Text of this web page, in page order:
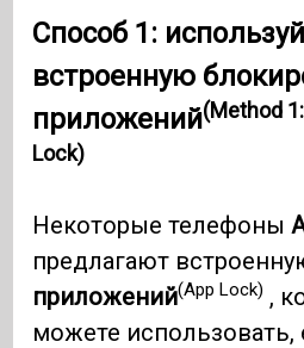
Способ 1:
встроенную
приложений(Method
Lock)
Некоторые телефоны
предлагают
приложений(App Lock) ,
можете использовать,